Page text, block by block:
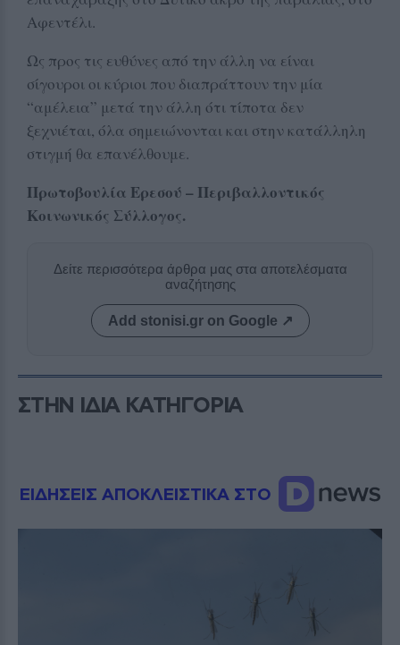
Αφεντέλι.
Ως προς τις ευθύνες από την άλλη να είναι
σίγουροι οι κύριοι που διαπράττουν την μία
“αμέλεια” μετά την άλλη ότι τίποτα δεν
ξεχνιέται, όλα σημειώνονται και στην κατάλληλη
στιγμή θα επανέλθουμε.
Πρωτοβουλία Ερεσού – Περιβαλλοντικός
Κοινωνικός Σύλλογος.
Δείτε περισσότερα άρθρα μας στα αποτελέσματα
αναζήτησης
Add stonisi.gr on Google ↗
ΣΤΗΝ ΙΔΙΑ ΚΑΤΗΓΟΡΙΑ
ΕΙΔΗΣΕΙΣ ΑΠΟΚΛΕΙΣΤΙΚΑ ΣΤΟ